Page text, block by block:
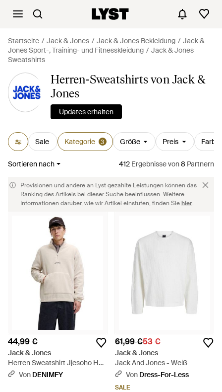
Startseite Jack & Jones Jack & Jones Bekleidung
Jack &
Jones Sport-, Training- und Fitnesskleidung
Jack & Jones
Sweatshirts
Herren-Sweatshirts von Jack &
Jones
Updates erhalten
Sale Kategorie 3 Größe Preis Farbe
Sortieren nach 412 Ergebnissevon8 Partnern
Provisionen und andere an Lyst gezahlte Leistungen können das
Ranking des Artikels bei dieser Suche beeinflussen. Weitere
Informationen darüber, wie wir Artikel einstufen, finden Siehier.
44,99 €
Jack & Jones
Herren Sweatshirt Jjesoho Half
Zip Fleece - Natur
Von DENIMFY
61,99 €53 €
Jack & Jones
Jack And Jones - Weiß
Von Dress-For-Less
SALE